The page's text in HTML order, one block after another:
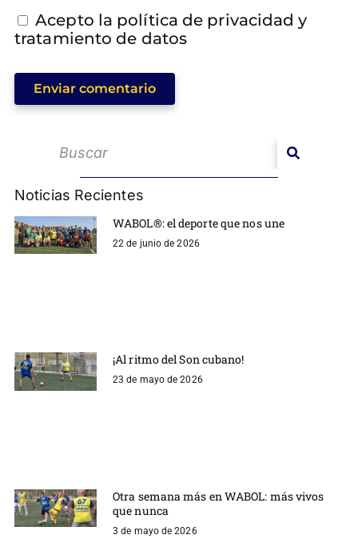
Acepto la política de privacidad y
tratamiento de datos
Enviar comentario
Noticias Recientes
WABOL®: el deporte que nos une
22 de junio de 2026
¡Al ritmo del Son cubano!
23 de mayo de 2026
Otra semana más en WABOL: más vivos
que nunca
3 de mayo de 2026